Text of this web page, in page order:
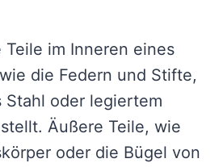
Teile im Inneren eines
die Federn und Stifte,
Stahl oder legiertem
Äußere Teile, wie
oder die Bügel von